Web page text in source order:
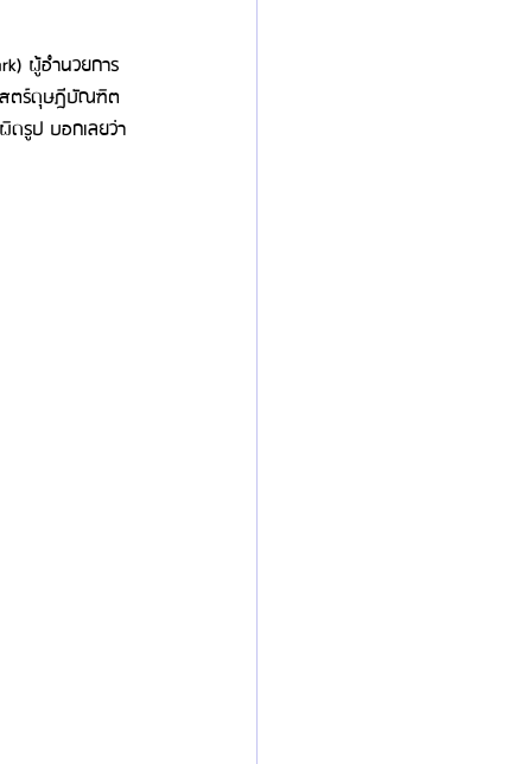
ผู้อำนวยการ
สตร์ดุษฎีบัณฑิต
ดรูป บอกเลยว่า